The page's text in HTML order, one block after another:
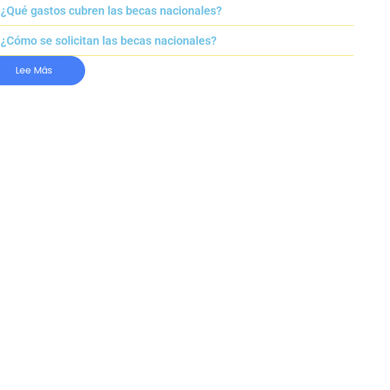
¿Qué gastos cubren las becas nacionales?
¿Cómo se solicitan las becas nacionales?
Lee Más